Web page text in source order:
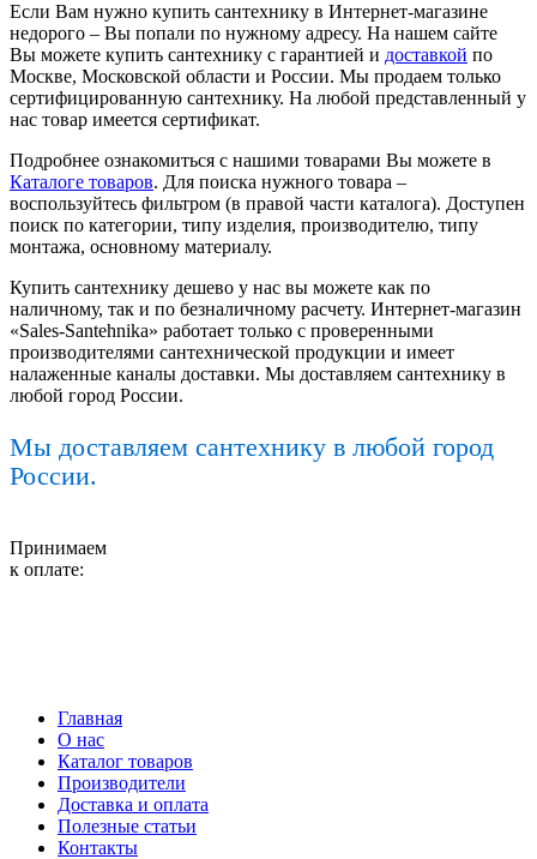
Если Вам нужно купить сантехнику в Интернет-магазине
недорого – Вы попали по нужному адресу. На нашем сайте
Вы можете купить сантехнику с гарантией и доставкой по
Москве, Московской области и России. Мы продаем только
сертифицированную сантехнику. На любой представленный у
нас товар имеется сертификат.
Подробнее ознакомиться с нашими товарами Вы можете в
Каталоге товаров. Для поиска нужного товара –
воспользуйтесь фильтром (в правой части каталога). Доступен
поиск по категории, типу изделия, производителю, типу
монтажа, основному материалу.
Купить сантехнику дешево у нас вы можете как по
наличному, так и по безналичному расчету. Интернет-магазин
«Sales-Santehnika» работает только с проверенными
производителями сантехнической продукции и имеет
налаженные каналы доставки. Мы доставляем сантехнику в
любой город России.
Мы доставляем сантехнику в любой город
России.
Принимаем
к оплате:
Главная
О нас
Каталог товаров
Производители
Доставка и оплата
Полезные статьи
Контакты